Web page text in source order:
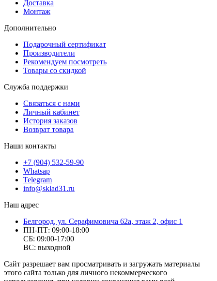
Доставка
Монтаж
Дополнительно
Подарочный сертификат
Производители
Рекомендуем посмотреть
Товары со скидкой
Служба поддержки
Связаться с нами
Личный кабинет
История заказов
Возврат товара
Наши контакты
+7 (904) 532-59-90
Whatsap
Telegram
info@sklad31.ru
Наш адрес
Белгород, ул. Серафимовича 62а, этаж 2, офис 1
ПН-ПТ: 09:00-18:00
СБ: 09:00-17:00
ВС: выходной
Сайт разрешает вам просматривать и загружать материалы
этого сайта только для личного некоммерческого